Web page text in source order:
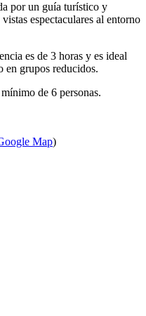
por un guía turístico y
espectaculares al entorno
es de 3 horas y es ideal
en grupos reducidos.
de 6 personas.
Map)